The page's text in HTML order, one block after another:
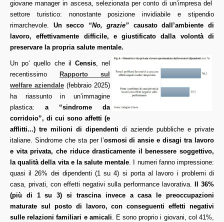
giovane manager in ascesa, selezionata per conto di un’impresa del
settore turistico: nonostante posizione invidiabile e stipendio
rimarchevole. Un secco “No, grazie” causato dall’ambiente di
lavoro, effettivamente difficile, e giustificato dalla volontà di
preservare la propria salute mentale.
Un po’ quello che il Censis, nel
recentissimo
Rapporto sul
welfare aziendale (febbraio 2025)
ha riassunto in un’immagine
plastica: a “sindrome da
corridoio”, di cui sono affetti (e
afflitti...) tre milioni di dipendenti di aziende pubbliche e private
italiane. Sindrome che sta per l’osmosi di ansie e disagi tra lavoro
e vita privata, che riduce drasticamente il benessere soggettivo,
la qualità della vita e la salute mentale. I numeri fanno impressione:
quasi il 26% dei dipendenti (1 su 4) si porta al lavoro i problemi di
casa, privati, con effetti negativi sulla performance lavorativa.
Il 36%
(più di 1 su 3) si trascina invece a casa le preoccupazioni
maturate sul posto di lavoro, con conseguenti effetti negativi
sulle relazioni familiari e amicali. E sono proprio i giovani, col 41%,